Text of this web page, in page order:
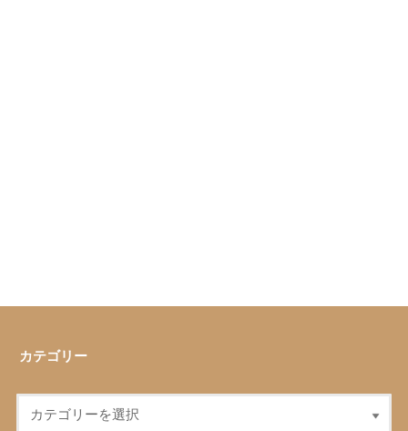
カテゴリー